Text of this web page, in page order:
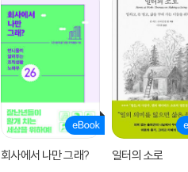
회사에서 나만 그래? 일터의 소로